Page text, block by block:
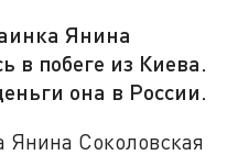
Янина
в побеге из Киева.
она в России.
Янина Соколовская